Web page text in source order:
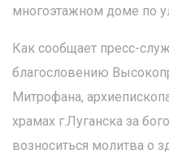
многоэтажном доме по
Как сообщает пресс-
благословению
Митрофана,
храмах г.Луганска за
возноситься молитва о